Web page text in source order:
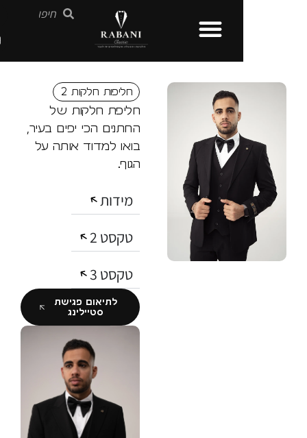
חליפות חלקות 2
חליפת חלקות של
החתנים הכי יפים בעיר,
בואו למדוד אותה על
הגוף.
מידות
טקסט 2
לתיאום פגישת
סטיילינג